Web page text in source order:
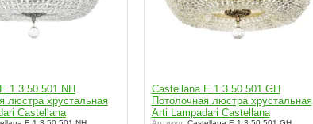
1.3.50.501 NH
люстра хрустальная
Castellana
Castellana E 1.3.50.501 GH
Потолочная люстра хрустальная
Arti Lampadari Castellana